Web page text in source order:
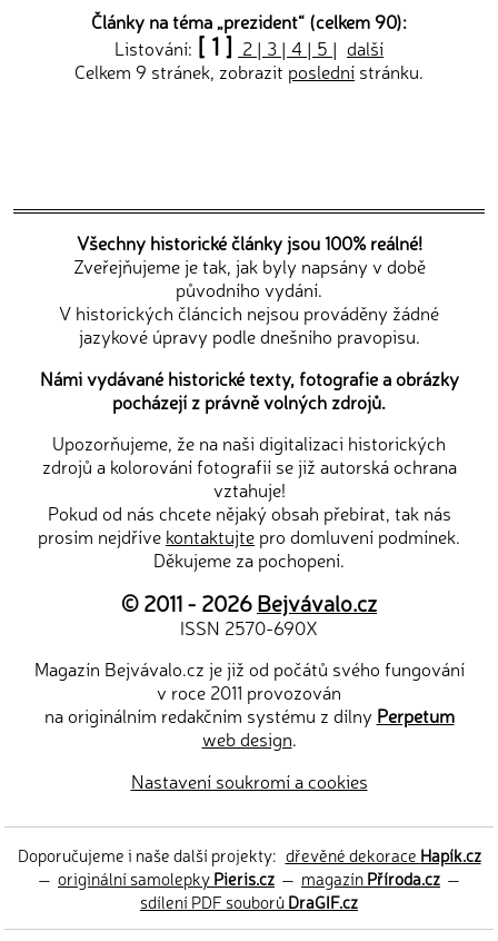
Články na téma „prezident“ (celkem 90):
Listování: [ 1 ] 2 | 3 | 4 | 5 | další
Celkem 9 stránek, zobrazit poslední stránku.
Všechny historické články jsou 100% reálné!
Zveřejňujeme je tak, jak byly napsány v době
původního vydání.
V historických článcích nejsou prováděny žádné
jazykové úpravy podle dnešního pravopisu.
Námi vydávané historické texty, fotografie a obrázky
pocházejí z právně volných zdrojů.
Upozorňujeme, že na naši digitalizaci historických
zdrojů a kolorování fotografií se již autorská ochrana
vztahuje!
Pokud od nás chcete nějaký obsah přebírat, tak nás
prosím nejdříve kontaktujte pro domluvení podmínek.
Děkujeme za pochopení.
© 2011 - 2026Bejvávalo.cz
ISSN 2570-690X
Magazín Bejvávalo.cz je již od počátů svého fungování
v roce 2011 provozován
na originálním redakčním systému z dílny Perpetum
web design.
Nastavení soukromí a cookies
Doporučujeme i naše další projekty: dřevěné dekorace Hapík.cz
— originální samolepkyPieris.cz — magazínPříroda.cz —
sdílení PDF souborůDraGIF.cz